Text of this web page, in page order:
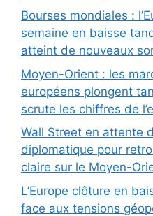
Bourses mondiales :
semaine en baisse
atteint de nouveaux
Moyen-Orient : les
européens plongent
scrute les chiffres de
Wall Street en attente
diplomatique pour
claire sur le Moyen-
L’Europe clôture en
face aux tensions